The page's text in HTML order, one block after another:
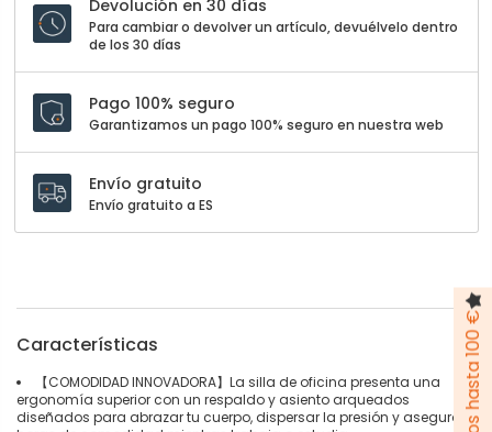
Devolución en 30 días
Para cambiar o devolver un artículo, devuélvelo dentro
de los 30 días
Pago 100% seguro
Garantizamos un pago 100% seguro en nuestra web
Envío gratuito
Envío gratuito a ES
Características
【COMODIDAD INNOVADORA】La silla de oficina presenta una
ergonomía superior con un respaldo y asiento arqueados
diseñados para abrazar tu cuerpo, dispersar la presión y asegurar